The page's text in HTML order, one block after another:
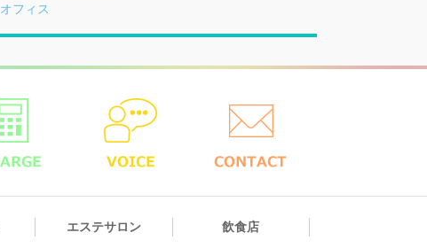
オフィス
エステサロン 飲食店